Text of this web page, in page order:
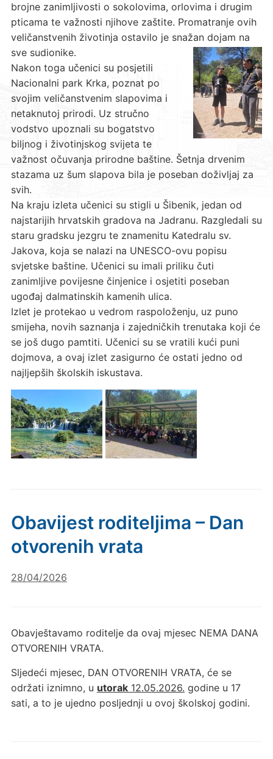
brojne zanimljivosti o sokolovima, orlovima i drugim
pticama te važnosti njihove zaštite. Promatranje ovih
veličanstvenih životinja ostavilo je snažan dojam na
sve sudionike.
Nakon toga učenici su posjetili
Nacionalni park Krka, poznat po
svojim veličanstvenim slapovima i
netaknutoj prirodi. Uz stručno
vodstvo upoznali su bogatstvo
biljnog i životinjskog svijeta te
važnost očuvanja prirodne baštine. Šetnja drvenim
stazama uz šum slapova bila je poseban doživljaj za
svih.
Na kraju izleta učenici su stigli u Šibenik, jedan od
najstarijih hrvatskih gradova na Jadranu. Razgledali su
staru gradsku jezgru te znamenitu Katedralu sv.
Jakova, koja se nalazi na UNESCO-ovu popisu
svjetske baštine. Učenici su imali priliku čuti
zanimljive povijesne činjenice i osjetiti poseban
ugođaj dalmatinskih kamenih ulica.
Izlet je protekao u vedrom raspoloženju, uz puno
smijeha, novih saznanja i zajedničkih trenutaka koji će
se još dugo pamtiti. Učenici su se vratili kući puni
dojmova, a ovaj izlet zasigurno će ostati jedno od
najljepših školskih iskustava.
Obavijest roditeljima – Dan
otvorenih vrata
28/04/2026
Obavještavamo roditelje da ovaj mjesec NEMA DANA
OTVORENIH VRATA.
Sljedeći mjesec, DAN OTVORENIH VRATA, će se
održati iznimno, u utorak12.05.2026. godine u 17
sati, a to je ujedno posljednji u ovoj školskoj godini.